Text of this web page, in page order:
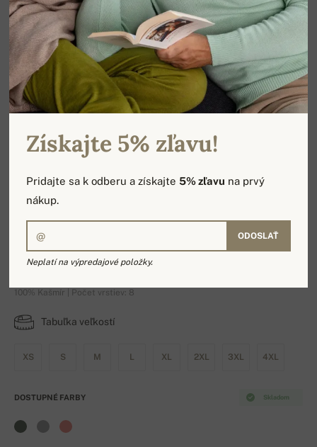
Angers
100% Kašmír | Počet vrstiev: 8
Tabuľka veľkostí
XS S M L XL 2XL 3XL 4XL
Skladom
DOSTUPNÉ FARBY
Získajte 5% zľavu!
Pridajte sa k odberu a získajte5% zľavu na prvý
nákup.
ODOSLAŤ
Neplatí na výpredajové položky.